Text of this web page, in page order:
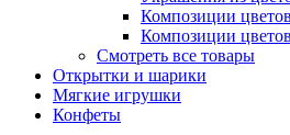
Композиции
Композиции
Смотреть все товары
Открытки и шарики
Мягкие игрушки
Конфеты